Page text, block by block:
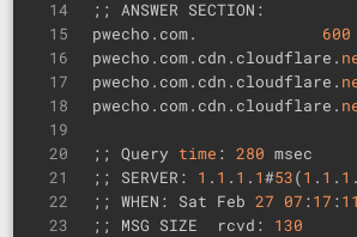
14
15
16
17
18
19
20
21
22
23
;; ANSWER SECTION:
pwecho.com. 600
pwecho.com.cdn.cloudflare.
pwecho.com.cdn.cloudflare.
pwecho.com.cdn.cloudflare.
;; Query time : 280 msec
;; SERVER: 1 . 1 . 1 . 1#53(1 . 1 . 1 .
;; WHEN: Sat Feb 27 07 :17 :11
;; MSG SIZE  rcvd: 130